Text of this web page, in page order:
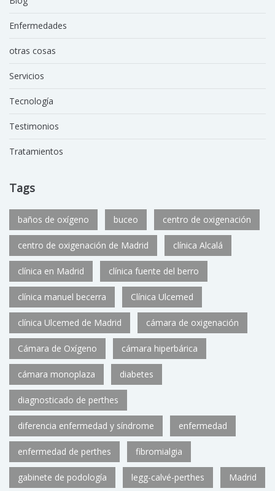
Enfermedades
otras cosas
Servicios
Tecnología
Testimonios
Tratamientos
Tags
baños de oxígeno buceo centro de oxigenación
centro de oxigenación de Madrid clínica Alcalá
clínica en Madrid clínica fuente del berro
clínica manuel becerra Clínica Ulcemed
clínica Ulcemed de Madrid cámara de oxigenación
Cámara de Oxígeno cámara hiperbárica
cámara monoplaza diabetes
diagnosticado de perthes
diferencia enfermedad y síndrome enfermedad
enfermedad de perthes fibromialgia
gabinete de podología legg-calvé-perthes Madrid